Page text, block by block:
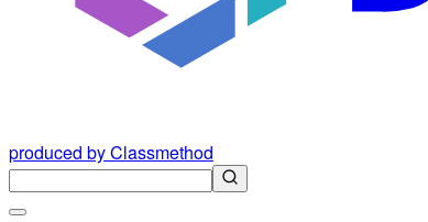
produced by Classmethod